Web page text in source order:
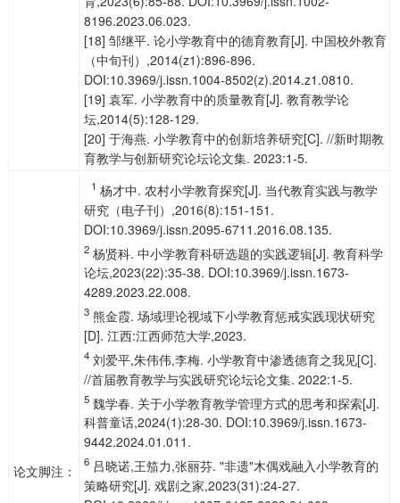
8196.2023.06.023.
[18] 邹继平. 论小学教育中的德育教育[J]. 中国校外教育
（中旬刊）,2014(z1):896-896.
DOI:10.3969/j.issn.1004-8502(z).2014.z1.0810.
[19] 袁军. 小学教育中的质量教育[J]. 教育教学论
坛,2014(5):128-129.
[20] 于海燕. 小学教育中的创新培养研究[C]. //新时期教
育教学与创新研究论坛论文集. 2023:1-5.
论文脚注：
1 杨才中. 农村小学教育探究[J]. 当代教育实践与教学
研究（电子刊）,2016(8):151-151.
DOI:10.3969/j.issn.2095-6711.2016.08.135.
2杨贤科. 中小学教育科研选题的实践逻辑[J]. 教育科学
论坛,2023(22):35-38. DOI:10.3969/j.issn.1673-
4289.2023.22.008.
3熊金霞. 场域理论视域下小学教育惩戒实践现状研究
[D]. 江西:江西师范大学,2023.
4刘爱平,朱伟伟,李梅. 小学教育中渗透德育之我见[C].
//首届教育教学与实践研究论坛论文集. 2022:1-5.
5魏学春. 关于小学教育教学管理方式的思考和探索[J].
科普童话,2024(1):28-30. DOI:10.3969/j.issn.1673-
9442.2024.01.011.
6吕晓诺,王笳力,张丽芬. "非遗"木偶戏融入小学教育的
策略研究[J]. 戏剧之家,2023(31):24-27.